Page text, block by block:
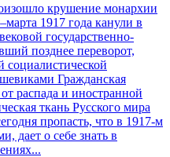
крушение монархии
1917 года канули в
государственно-
позднее переворот,
социалистической
Гражданская
распада и иностранной
ткань Русского мира
пропасть, что в 1917-м
дает о себе знать в